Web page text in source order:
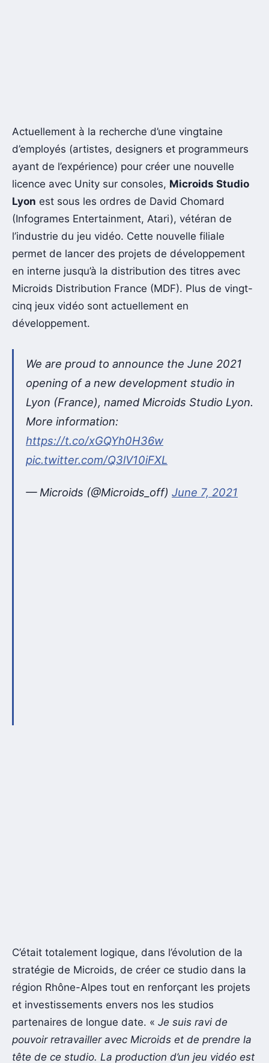
Actuellement à la recherche d’une vingtaine
d’employés (artistes, designers et programmeurs
ayant de l’expérience) pour créer une nouvelle
licence avec Unity sur consoles, Microids Studio
Lyon est sous les ordres de David Chomard
(Infogrames Entertainment, Atari), vétéran de
l’industrie du jeu vidéo. Cette nouvelle filiale
permet de lancer des projets de développement
en interne jusqu’à la distribution des titres avec
Microids Distribution France (MDF). Plus de vingt-
cinq jeux vidéo sont actuellement en
développement.
We are proud to announce the June 2021
opening of a new development studio in
Lyon (France), named Microids Studio Lyon.
More information:
https://t.co/xGQYh0H36w
pic.twitter.com/Q3lV10iFXL
— Microids (@Microids_off) June 7, 2021
C’était totalement logique, dans l’évolution de la
stratégie de Microids, de créer ce studio dans la
région Rhône-Alpes tout en renforçant les projets
et investissements envers nos les studios
partenaires de longue date. « Je suis ravi de
pouvoir retravailler avec Microids et de prendre la
tête de ce studio. La production d’un jeu vidéo est